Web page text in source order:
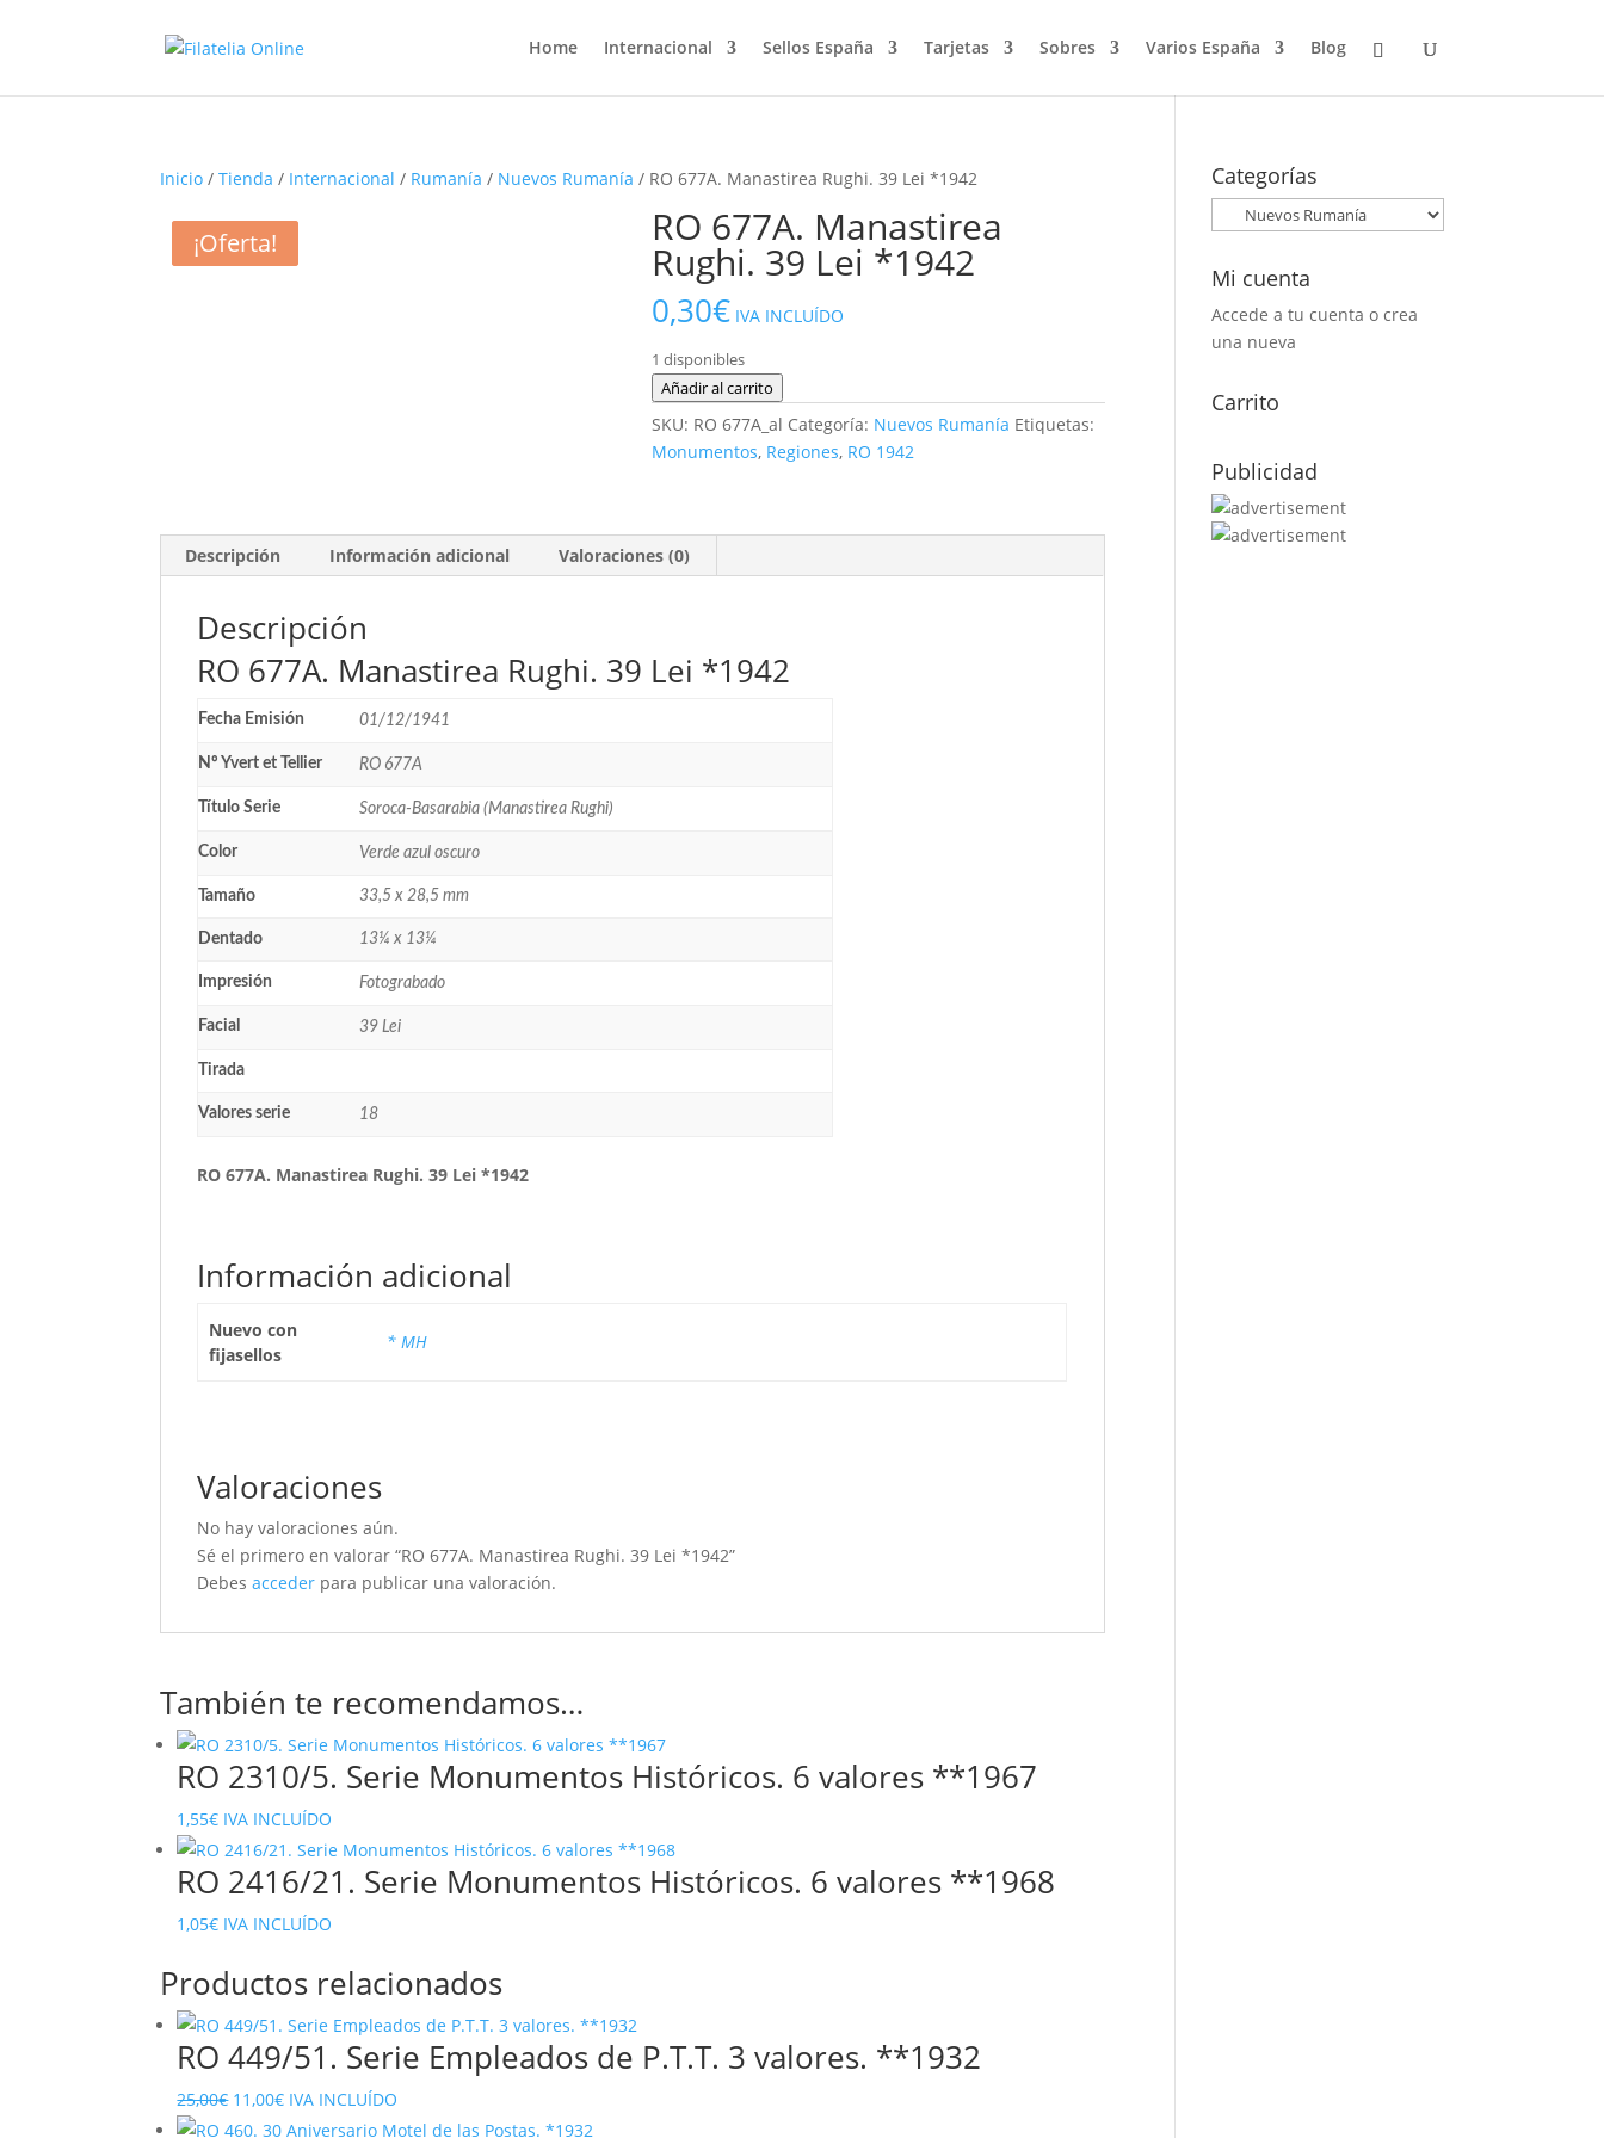
Home Internacional Sellos España Tarjetas Sobres Varios España Blog
Inicio /Tienda / Internacional / Rumanía / Nuevos Rumanía / RO 677A. Manastirea Rughi. 39 Lei *1942
RO 677A. Manastirea
Rughi. 39 Lei *1942
0,30€ IVA INCLUÍDO
1 disponibles
RO
677A.
Manastirea
*1942
cantidad
Añadir al carrito
SKU: RO 677A_al Categoría: Nuevos Rumanía Etiquetas:
Monumentos, Regiones, RO 1942
Descripción Información adicional Valoraciones (0)
Descripción
RO 677A. Manastirea Rughi. 39 Lei *1942
Fecha Emisión 01/12/1941
Nº Yvert et Tellier RO 677A
Título Serie Soroca-Basarabia (Manastirea Rughi)
Color Verde azul oscuro
Tamaño 33,5 x 28,5 mm
Dentado 13¼ x 13¼
Impresión Fotograbado
Facial 39 Lei
Tirada
Valores serie 18
RO 677A. Manastirea Rughi. 39 Lei *1942
Información adicional
Nuevo con
fijasellos
* MH
Valoraciones
No hay valoraciones aún.
Sé el primero en valorar “RO 677A. Manastirea Rughi. 39 Lei *1942”
Debesacceder para publicar una valoración.
También te recomendamos…
RO 2310/5. Serie Monumentos Históricos. 6 valores **1967
1,55€ IVA INCLUÍDO
RO 2416/21. Serie Monumentos Históricos. 6 valores **1968
1,05€ IVA INCLUÍDO
Productos relacionados
¡Oferta!
RO 449/51. Serie Empleados de P.T.T. 3 valores. **1932
25,00€ El
precio
11,00€El
precio
IVA INCLUÍDO
¡Oferta!
Categorías
Mi cuenta
Accede a tu cuenta o crea
una nueva
Carrito
Publicidad